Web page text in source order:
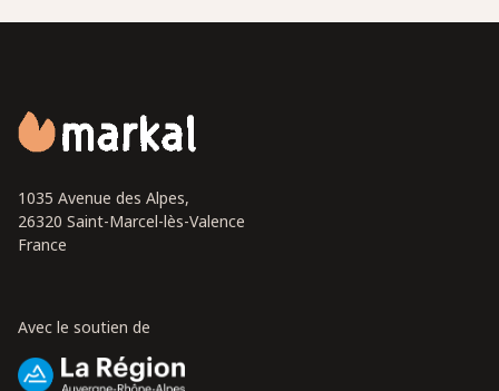
1035 Avenue des Alpes,
26320 Saint-Marcel-lès-Valence
France
Avec le soutien de